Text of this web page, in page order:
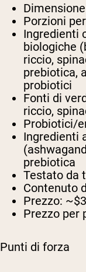
Porzioni
Ingredienti
biologiche
riccio,
prebiotica,
probiotici
Fonti di
riccio,
Probiotici/
Ingredienti
prebiotica
Testato da
Contenuto
Prezzo:
Prezzo per
Punti di forza